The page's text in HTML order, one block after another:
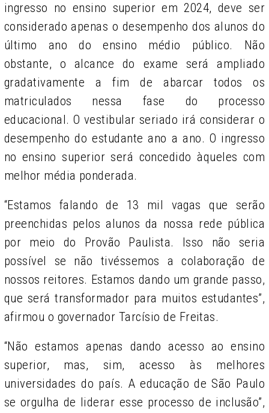
ingresso no ensino superior em 2024, deve ser
considerado apenas o desempenho dos alunos do
último ano do ensino médio público. Não
obstante, o alcance do exame será ampliado
gradativamente a fim de abarcar todos os
matriculados nessa fase do processo
educacional. O vestibular seriado irá considerar o
desempenho do estudante ano a ano. O ingresso
no ensino superior será concedido àqueles com
melhor média ponderada.
“Estamos falando de 13 mil vagas que serão
preenchidas pelos alunos da nossa rede pública
por meio do Provão Paulista. Isso não seria
possível se não tivéssemos a colaboração de
nossos reitores. Estamos dando um grande passo,
que será transformador para muitos estudantes”,
afirmou o governador Tarcísio de Freitas.
“Não estamos apenas dando acesso ao ensino
superior, mas, sim, acesso às melhores
universidades do país. A educação de São Paulo
se orgulha de liderar esse processo de inclusão”,